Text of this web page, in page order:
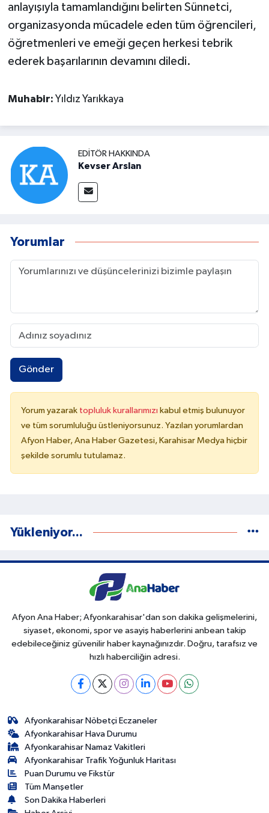
anlayışıyla tamamlandığını belirten Sünnetci,
organizasyonda mücadele eden tüm öğrencileri,
öğretmenleri ve emeği geçen herkesi tebrik
ederek başarılarının devamını diledi.
Muhabir: Yıldız Yarıkkaya
EDITÖR HAKKINDA
Kevser Arslan
Yorumlar
Gönder
Yorum yazarak topluluk kurallarımızı kabul etmiş bulunuyor
ve tüm sorumluluğu üstleniyorsunuz. Yazılan yorumlardan
Afyon Haber, Ana Haber Gazetesi, Karahisar Medya hiçbir
şekilde sorumlu tutulamaz.
Yükleniyor...
Afyon Ana Haber; Afyonkarahisar'dan son dakika gelişmelerini,
siyaset, ekonomi, spor ve asayiş haberlerini anbean takip
edebileceğiniz güvenilir haber kaynağınızdır. Doğru, tarafsız ve
hızlı haberciliğin adresi.
Afyonkarahisar Nöbetçi Eczaneler
Afyonkarahisar Hava Durumu
Afyonkarahisar Namaz Vakitleri
Afyonkarahisar Trafik Yoğunluk Haritası
Puan Durumu ve Fikstür
Tüm Manşetler
Son Dakika Haberleri